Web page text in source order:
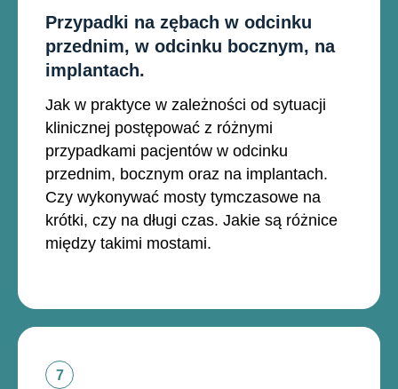
Przypadki na zębach w odcinku
przednim, w odcinku bocznym, na
implantach.
Jak w praktyce w zależności od sytuacji
klinicznej postępować z różnymi
przypadkami pacjentów w odcinku
przednim, bocznym oraz na implantach.
Czy wykonywać mosty tymczasowe na
krótki, czy na długi czas. Jakie są różnice
między takimi mostami.